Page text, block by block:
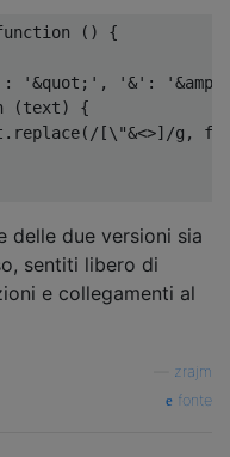
()
{
: '&quot;' , '&' :
(text)
{
. replace( /[\"&<>]/g ,
delle due versioni sia
sentiti libero di
e collegamenti al
zrajm
fonte